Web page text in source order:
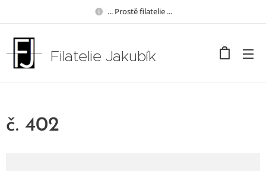
... Prostě filatelie ...
Filatelie Jakubík
č. 402